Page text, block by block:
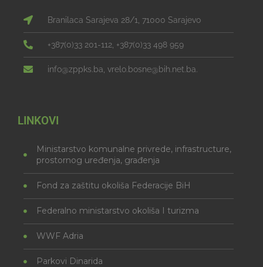
Branilaca Sarajeva 28/1, 71000 Sarajevo
+387(0)33 201-112, +387(0)33 498 959
info@zppks.ba, vrelo.bosne@bih.net.ba.
LINKOVI
Ministarstvo komunalne privrede, infrastructure,
prostornog uređenja, građenja
Fond za zaštitu okoliša Federacije BiH
Federalno ministarstvo okoliša I turizma
WWF Adria
Parkovi Dinarida